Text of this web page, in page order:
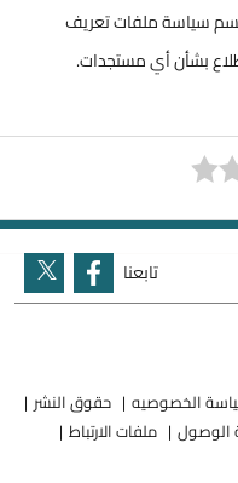
قسم سياسة ملفات تعريف
تابعنا
الخصوصيه
حقوق النشر
الوصول ملفات الارتباط